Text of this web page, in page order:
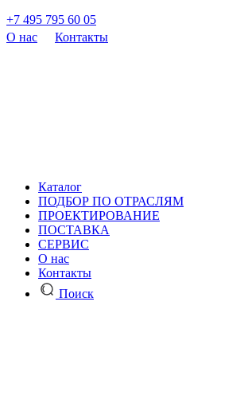
+7 495 795 60 05
О нас
Контакты
Каталог
ПОДБОР ПО ОТРАСЛЯМ
ПРОЕКТИРОВАНИЕ
ПОСТАВКА
СЕРВИС
О нас
Контакты
Поиск